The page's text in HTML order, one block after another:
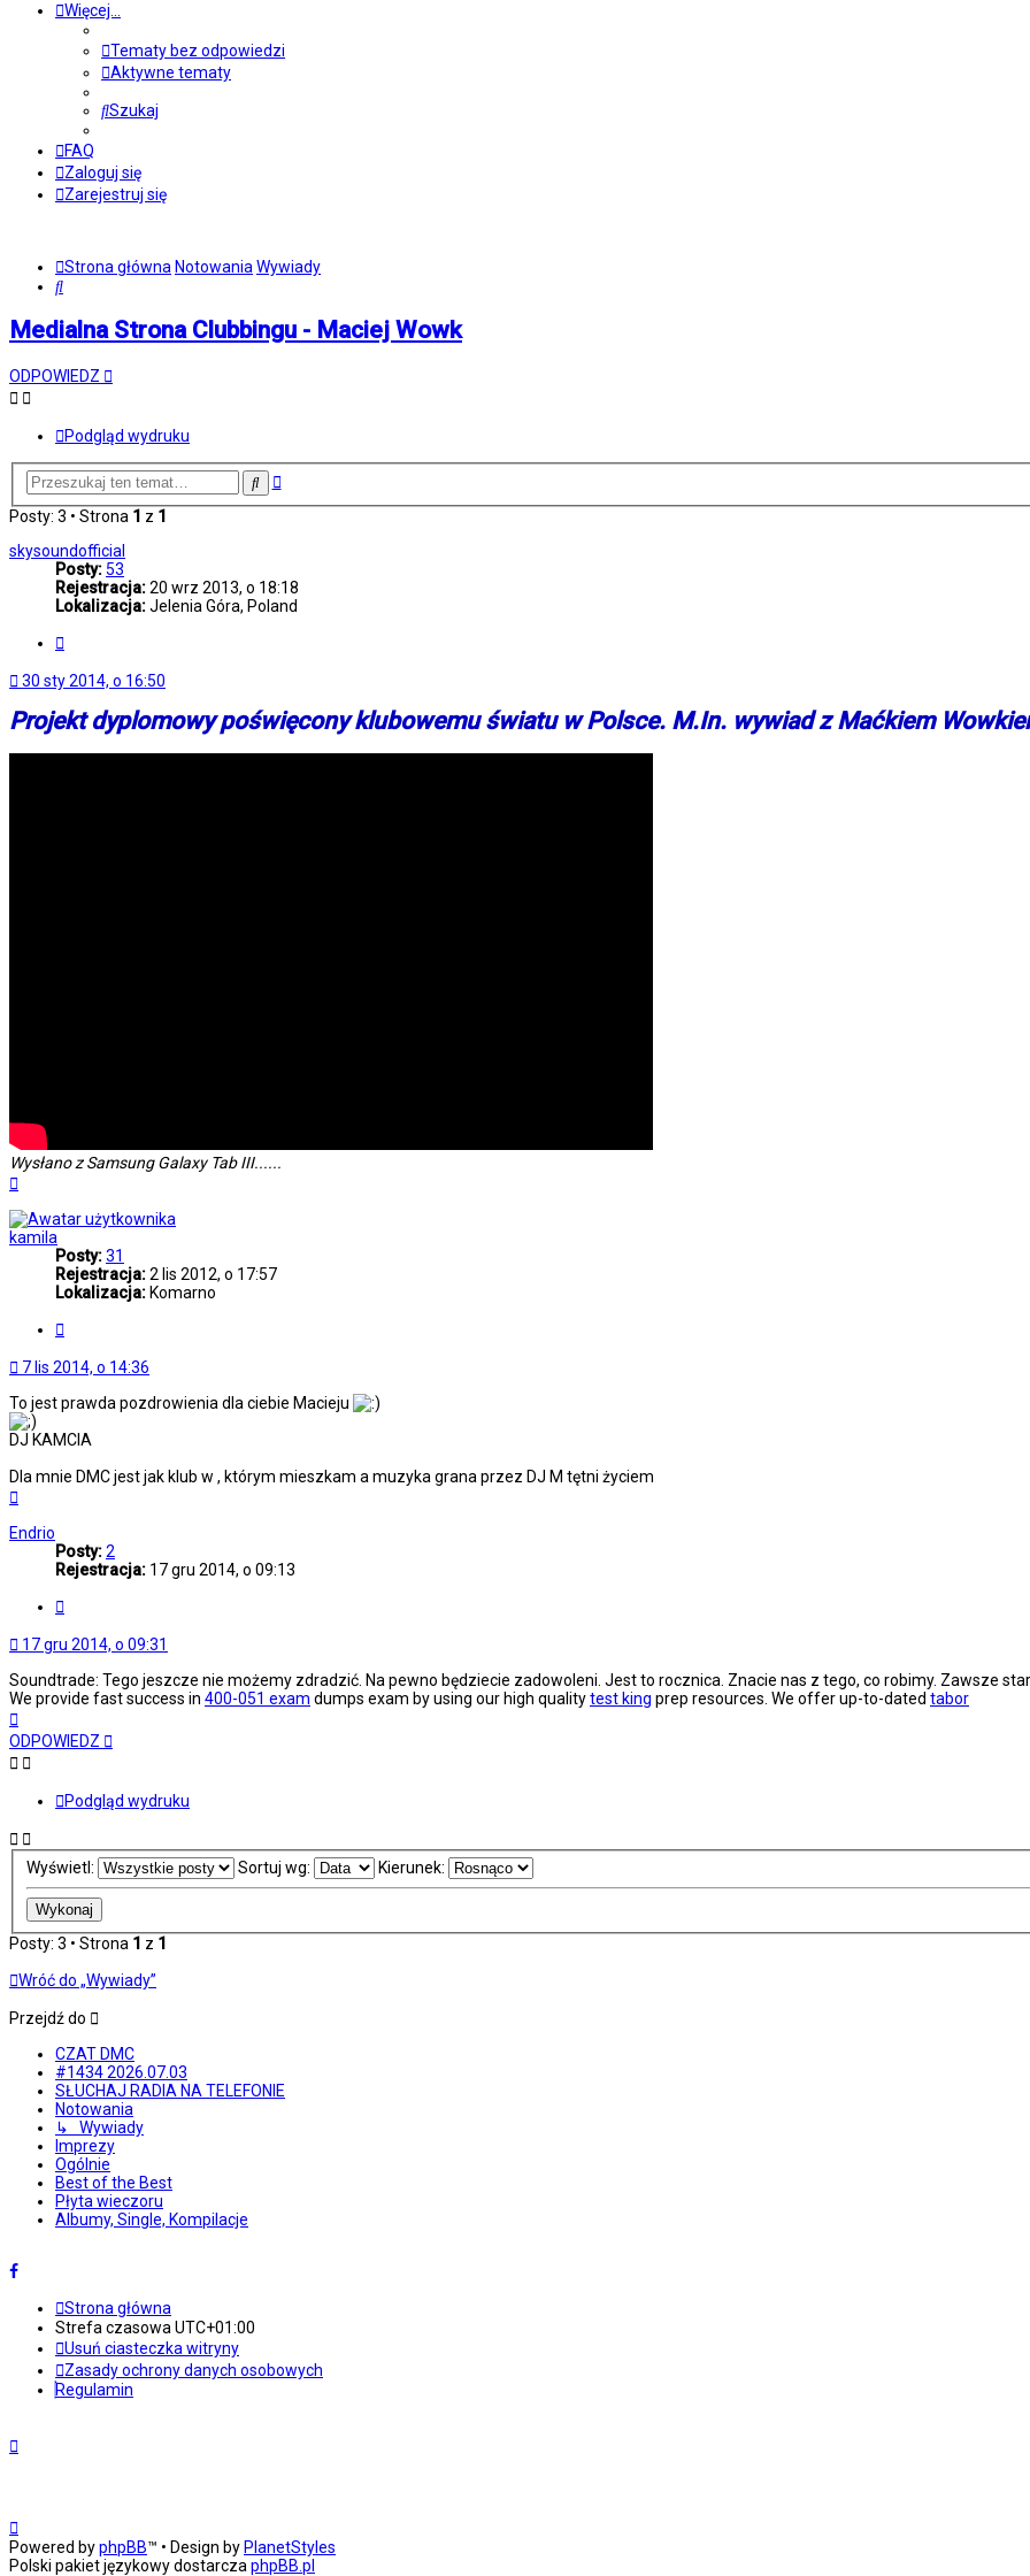
Więcej…
Tematy bez odpowiedzi
Aktywne tematy
Szukaj
FAQ
Zaloguj się
Zarejestruj się
Strona główna Notowania Wywiady
Szukaj
Medialna Strona Clubbingu - Maciej Wowk
ODPOWIEDZ
Podgląd wydruku
SzukajWyszukiwanie
Posty: 3 • Strona 1 z 1
skysoundofficial
Posty:53
Rejestracja:20 wrz 2013, o 18:18
Lokalizacja:Jelenia Góra, Poland
30 sty 2014, o 16:50
Projekt dyplomowy poświęcony klubowemu światu w Polsce. M.In. wywiad z Maćkiem
Wysłano z Samsung Galaxy Tab III......
kamila
Posty:31
Rejestracja:2 lis 2012, o 17:57
Lokalizacja: Komarno
7 lis 2014, o 14:36
To jest prawda pozdrowienia dla ciebie Macieju
DJ KAMCIA
Dla mnie DMC jest jak klub w , którym mieszkam a muzyka grana przez DJ M tętni życiem
Endrio
Posty:2
Rejestracja: 17 gru 2014, o 09:13
17 gru 2014, o 09:31
Soundtrade: Tego jeszcze nie możemy zdradzić. Na pewno będziecie zadowoleni. Jest to rocznica. Znacie nas z tego, co robimy. Zawsze
We provide fast success in 400-051 exam dumps exam by using our high qualitytest king prep resources. We offer up-to-dated tabor
górę
ODPOWIEDZ
Podgląd wydruku
Wyświetl: Sortuj wg: Kierunek:
Posty: 3 • Strona 1 z 1
Wróć do „Wywiady”
Przejdź do
CZAT DMC
#1434 2026.07.03
SŁUCHAJ RADIA NA TELEFONIE
Notowania
↳ Wywiady
Imprezy
Ogólnie
Best of the Best
Płyta wieczoru
Albumy, Single, Kompilacje
Strona główna
Strefa czasowa UTC+01:00
Usuń ciasteczka witryny
Zasady ochrony danych osobowych
Regulamin
Powered byphpBB™ • Design by PlanetStyles
Polski pakiet językowy dostarcza phpBB.pl